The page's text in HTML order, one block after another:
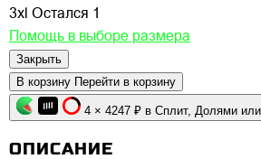
3xl Остался 1
Помощь в выборе размера
Закрыть
В корзину Перейти в корзину
4 × 4247 ₽ в Сплит,
ОПИСАНИЕ